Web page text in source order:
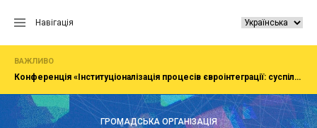
Навігація
ВАЖЛИВО
Конференція «Інституціоналізація процесів євроінтеграції: суспільство, економіка, адміністрування»
ГРОМАДСЬКА ОРГАНІЗАЦІЯ